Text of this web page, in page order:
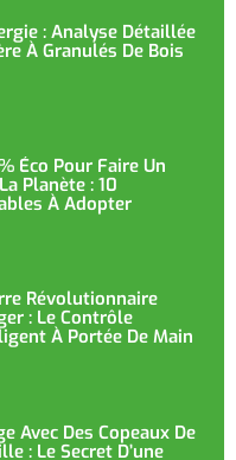
: Analyse Détaillée
À Granulés De Bois
Éco Pour Faire Un
Planète : 10
À Adopter
Révolutionnaire
: Le Contrôle
À Portée De Main
Avec Des Copeaux De
: Le Secret D’une